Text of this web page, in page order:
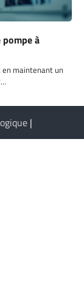
à
en maintenant un
|